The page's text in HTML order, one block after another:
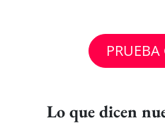
PRUEBA
Lo que dicen